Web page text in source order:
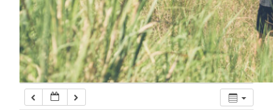
5h00
6h00
7h00